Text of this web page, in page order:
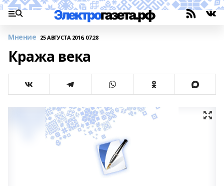
Мнение 25 АВГУСТА 2016, 07:28
Кража века